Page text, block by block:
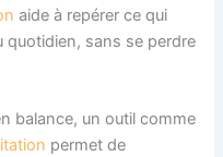
aide à repérer ce qui
quotidien, sans se perdre
balance, un outil comme
permet de